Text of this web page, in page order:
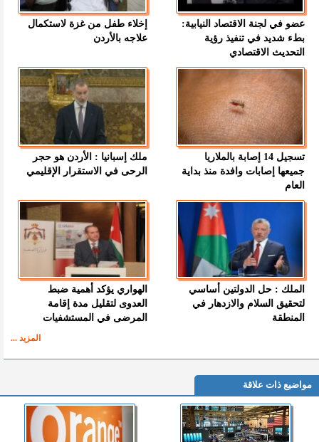
عضو في لجنة الاقتصاد النيابية:
بطء شديد في تنفيذ رؤية
التحديث الاقتصادي
إخلاء طفل من غزة لاستكمال
علاجه بالأردن
تسجيل 14 إصابة بالملاريا
جميعها إصابات وافدة منذ بداية
العام
ملك إسبانيا : الأردن هو حجر
الرحى في الاستقرار الإقليمي
الملك : حل الدولتين أساسي
لتحقيق السلام والازدهار في
المنطقة
الهواري يؤكد أهمية ضبط
العدوى لتقليل مدة إقامة
المرضى في المستشفيات
المزيد ...
مواضيع ذات علاقة